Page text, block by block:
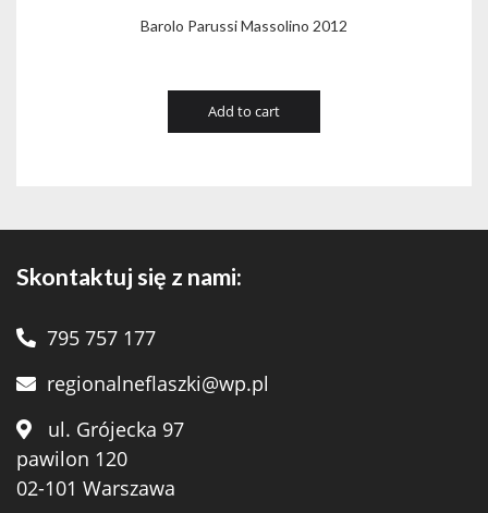
Barolo Parussi Massolino 2012
Add to cart
Skontaktuj się z nami:
795 757 177
regionalneflaszki@wp.pl
ul. Grójecka 97
pawilon 120
02-101 Warszawa